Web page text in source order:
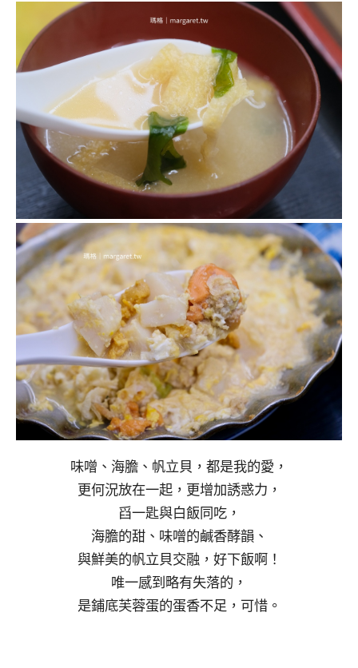
味噌、海膽、帆立貝，都是我的愛，
更何況放在一起，更增加誘惑力，
舀一匙與白飯同吃，
海膽的甜、味噌的鹹香酵韻、
與鮮美的帆立貝交融，好下飯啊！
唯一感到略有失落的，
是鋪底芙蓉蛋的蛋香不足，可惜。